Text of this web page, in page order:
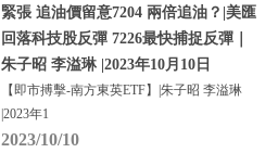
緊張 追油價留意7204 兩倍追油？|美匯
回落科技股反彈 7226最快捕捉反彈｜
朱子昭 李溢琳 |2023年10月10日
【即市搏擊-南方東英ETF】|朱子昭 李溢琳
|2023年1
2023/10/10